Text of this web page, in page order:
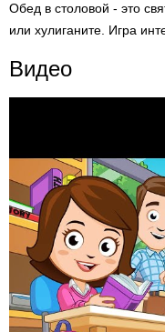
Обед в столовой - это
или хулиганите. Игра
Видео